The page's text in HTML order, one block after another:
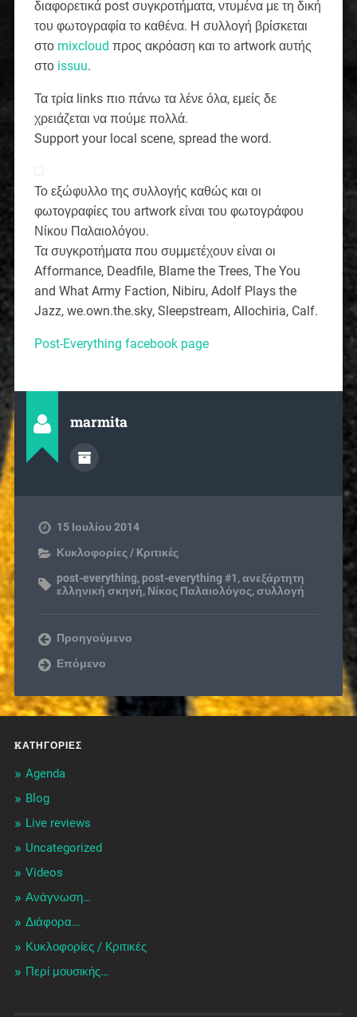
διαφορετικά post συγκροτήματα, ντυμένα με τη δική
του φωτογραφία το καθένα. Η συλλογή βρίσκεται
στο mixcloud προς ακρόαση και το artwork αυτής
στο issuu.
Τα τρία links πιο πάνω τα λένε όλα, εμείς δε
χρειάζεται να πούμε πολλά.
Support your local scene, spread the word.
Το εξώφυλλο της συλλογής καθώς και οι
φωτογραφίες του artwork είναι του φωτογράφου
Νίκου Παλαιολόγου.
Τα συγκροτήματα που συμμετέχουν είναι οι
Afformance, Deadfile, Blame the Trees, The You
and What Army Faction, Nibiru, Adolf Plays the
Jazz, we.own.the.sky, Sleepstream, Allochiria, Calf.
Post-Everything facebook page
marmita
15 Ιουλίου 2014
Κυκλοφορίες / Kριτικές
post-everything, post-everything #1,ανεξάρτητη
ελληνική σκηνή, Νίκος Παλαιολόγος,συλλογή
Προηγούμενο
Επόμενο
KΑΤΗΓΟΡΊΕΣ
Agenda
Blog
Live reviews
Uncategorized
Videos
Ανάγνωση…
Διάφορα…
Κυκλοφορίες / Kριτικές
Περί μουσικής…